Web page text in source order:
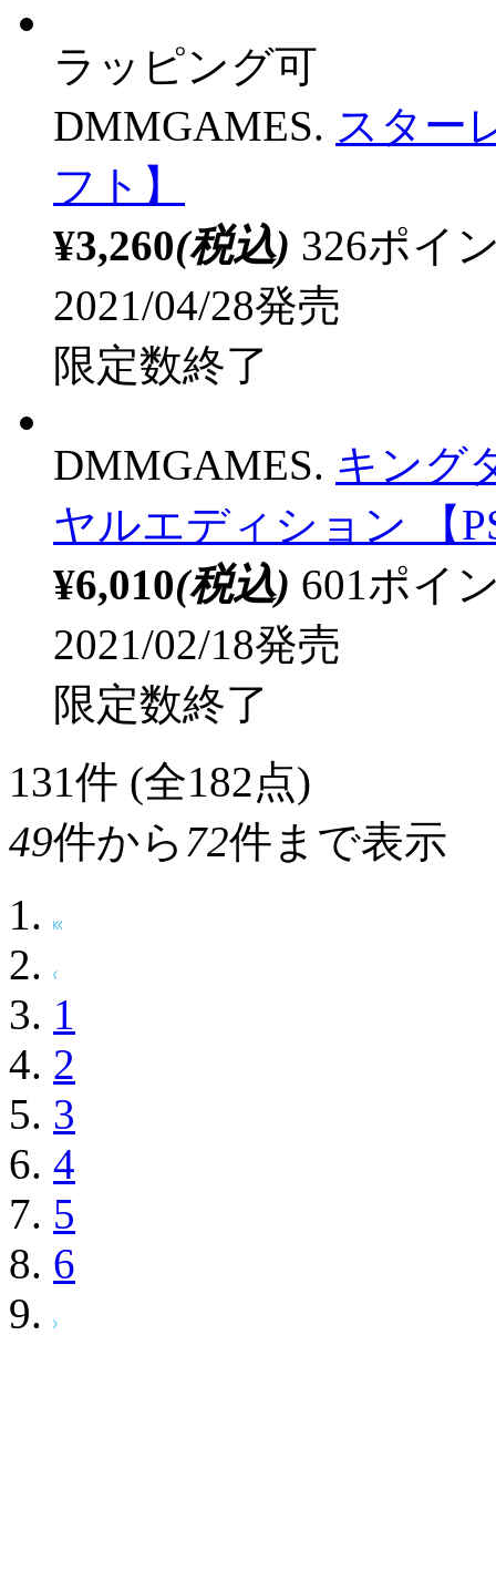
¥3,260(税込) 326ポイ
2021/04/28発売
限定数終了
ラッピング可
DMMGAMES. スター
フト】
¥3,260(税込)
2021/04/28発売
限定数終了
DMMGAMES.
ヤルエディション 【
¥6,010